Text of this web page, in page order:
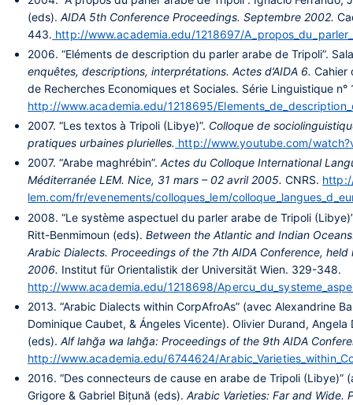
(eds).AIDA 5th Conference Proceedings. Septembre 2002.
443. http://www.academia.edu/1218697/
2006.“Eléments de description du parler arabe de Tripoli”.
enquêtes, descriptions, interprétations. Actes d’AIDA 6.Cahier
de Recherches Economiques et Sociales. Série Linguistique
http://www.academia.edu/1218695/
2007.“Les textos à Tripoli (Libye)”. Colloque de
pratiques urbaines plurielles. http://www.youtube.com/
2007.“Arabe maghrébin”.Actes du Colloque International
Méditerranée LEM. Nice, 31 mars – 02 avril 2005.CNRS.
lem.com/fr/evenements/colloques_lem/
2008.“Le système aspectuel du parler arabe de Tripoli
Ritt-Benmimoun (eds).Between the Atlantic and Indian
Arabic Dialects. Proceedings of the 7th AIDA Conference,
2006. Institut für Orientalistik der Universität Wien. 329-348.
http://www.academia.edu/1218698/
2013.“Arabic Dialects within CorpAfroAs” (avec Alexandrine
Dominique Caubet, & Ángeles Vicente). Olivier Durand, Angela
(eds).Alf lahğa wa lahğa: Proceedings of the 9th AIDA
http://www.academia.edu/6744624/
2016. “Des connecteurs de cause en arabe de Tripoli (Libye)”
Grigore & Gabriel Bițună (eds).Arabic Varieties: Far and Wide.